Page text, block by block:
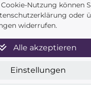
Nutzung können
oder
widerrufen.
Alle akzeptieren
Einstellungen